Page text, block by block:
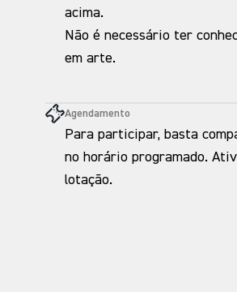
acima.
Não é necessário ter
em arte.
Agendamento
Para participar, basta
no horário programado.
lotação.